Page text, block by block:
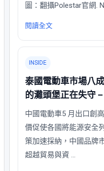
圖：翻攝Polestar官網.
閱讀全文
INSIDE
泰國電動車市場八
的灘頭堡正在失守 –
中國電動車5 月出口創
價促使各國將能源安全
策加速採納，中國品牌
超越貿易與資 …